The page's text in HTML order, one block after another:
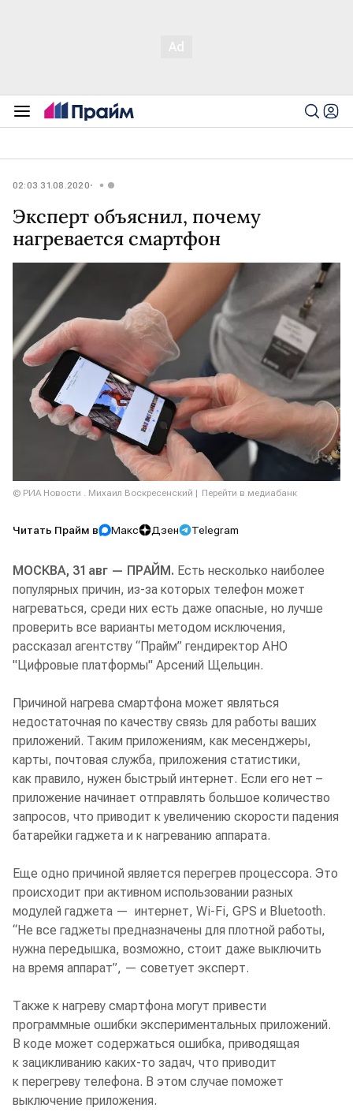
02:03 31.08.2020
Эксперт объяснил, почему
нагревается смартфон
© РИА Новости . Михаил Воскресенский Перейти в медиабанк
Читать Прайм в Макс Дзен Telegram
МОСКВА, 31 авг — ПРАЙМ. Есть несколько наиболее
популярных причин, из-за которых телефон может
нагреваться, среди них есть даже опасные, но лучше
проверить все варианты методом исключения,
рассказал агентству “Прайм” гендиректор АНО
"Цифровые платформы" Арсений Щельцин.
Причиной нагрева смартфона может являться
недостаточная по качеству связь для работы ваших
приложений. Таким приложениям, как месенджеры,
карты, почтовая служба, приложения статистики,
как правило, нужен быстрый интернет. Если его нет –
приложение начинает отправлять большое количество
запросов, что приводит к увеличению скорости падения
батарейки гаджета и к нагреванию аппарата.
Еще одно причиной является перегрев процессора. Это
происходит при активном использовании разных
модулей гаджета — интернет, Wi-Fi, GPS и Bluetooth.
“Не все гаджеты предназначены для плотной работы,
нужна передышка, возможно, стоит даже выключить
на время аппарат”, — советует эксперт.
Также к нагреву смартфона могут привести
программные ошибки экспериментальных приложений.
В коде может содержаться ошибка, приводящая
к зацикливанию каких-то задач, что приводит
к перегреву телефона. В этом случае поможет
выключение приложения.